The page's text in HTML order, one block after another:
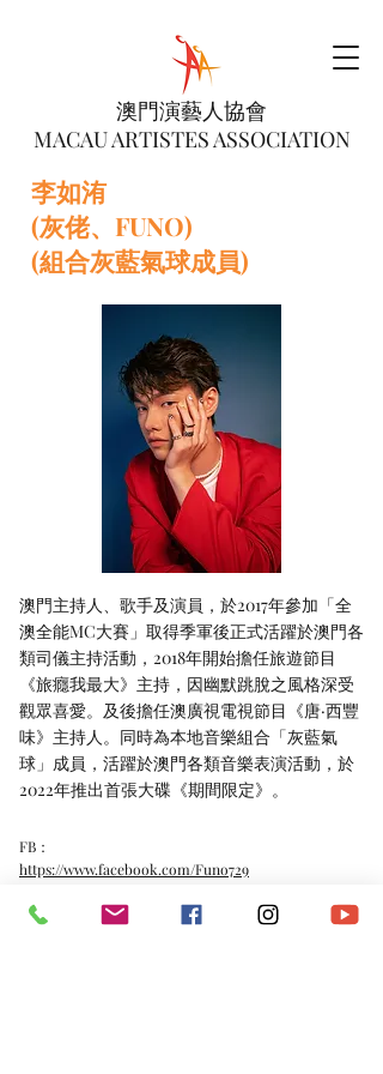
澳門演藝人協會
MACAU ARTISTES ASSOCIATION
李如洧
(灰佬、FUNO)
(組合灰藍氣球成員)
澳門主持人、歌手及演員，於2017年參加「全
澳全能MC大賽」取得季軍後正式活躍於澳門各
類司儀主持活動，2018年開始擔任旅遊節目
《旅癮我最大》主持，因幽默跳脫之風格深受
觀眾喜愛。及後擔任澳廣視電視節目《唐·西豐
味》主持人。同時為本地音樂組合「灰藍氣
球」成員，活躍於澳門各類音樂表演活動，於
2022年推出首張大碟《期間限定》。
FB：
https://www.facebook.com/Funo729
https://www.instagram.com/funo729/